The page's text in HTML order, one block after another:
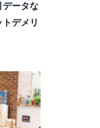
データな
デメリ